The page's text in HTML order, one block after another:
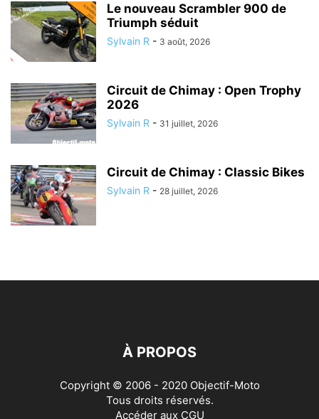
Le nouveau Scrambler 900 de
Triumph séduit
Sylvain R - 3 août, 2026
Circuit de Chimay : Open Trophy
2026
Sylvain R - 31 juillet, 2026
Circuit de Chimay : Classic Bikes
Sylvain R - 28 juillet, 2026
À PROPOS
Copyright © 2006 - 2020 Objectif-Moto
Tous droits réservés.
Accéder aux CGU